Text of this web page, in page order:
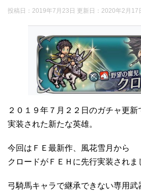
投稿日：2019年7月23日 更新日： 2020年2月17
２０１９年７月２２日のガチャ更新
実装された新たな英雄。
今回はＦＥ最新作、風花雪月から
クロードがＦＥＨに先行実装されま
弓騎馬キャラで継承できない専用武